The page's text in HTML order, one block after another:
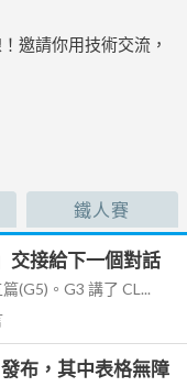
邀請你用技術交流，
鐵人賽
交接給下一個對話
(G5)。G3 講了 CL...
布，其中表格無障